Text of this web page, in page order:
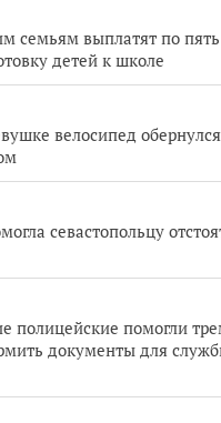
семьям выплатят по
детей к школе
велосипед обернулся
севастопольцу
полицейские помогли
документы для